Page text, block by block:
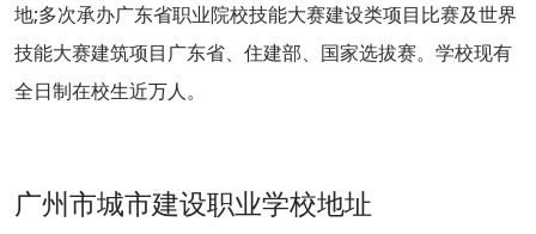
地;多次承办广东省职业院校技能大赛建设类项目比赛及世界
技能大赛建筑项目广东省、住建部、国家选拔赛。学校现有
全日制在校生近万人。
广州市城市建设职业学校地址